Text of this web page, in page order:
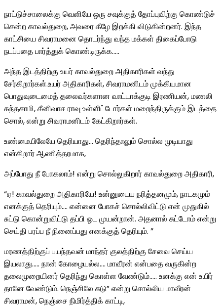
நாட்டுச்சாலைக்கு வெளியே ஒரு சவுக்குத் தோப்புவிற்கு கொண்டுச்
சென்ற காவல்துறை, அவரை கீழே இறக்கி விடுகின்றனர். இந்த
காட்சியை சிவராமனை தொடர்ந்து வந்த மக்கள் திகைப்போடு
நடப்பதை பார்த்துக் கொண்டிருக்க…..
அந்த இடத்திற்கு உயர் காவல்துறை அதிகாரிகள் வந்து
சேர்கிறார்கள்.உயர் அதிகாரிகள், சிவராமனிடம் முக்கியமான
பொதுவுடைமைத் தலைவர்களான வாட்டாக்குடி இரணியன், மணலி
கந்தசாமி, சீனிவாச ராவு உள்ளிட்டோர்கள் மறைந்திருக்கும் இடத்தை
சொல், என்று சிவராமனிடம் கேட்கிறார்கள்.
உண்மையிலேயே தெரியாது… தெரிந்தாலும் சொல்ல முடியாது
என்கிறார் ஆணித்தரமாக,
அப்போது நீ போகலாம்! என்று சொல்லுகிறார் காவல்துறை அதிகாரி,
“ஏ! காவல்துறை அதிகாரியே! உன்னுடைய நரித்தனமும், நாடகமும்
எனக்குத் தெரியும்…. என்னை போகச் சொல்லிவிட்டு என் முதுகில்
சுட்டு கொன்றுவிட்டு தப்பி ஓட முயன்றான். அதனால் சுட்டோம் என்று
செய்தி பரப்ப நீ நினைப்பது எனக்குத் தெரியும். ”
மரணத்திற்குப் பயந்தவன் மாந்தர் குலத்திற்கு சேவை செய்ய
இயலாது….. நான் கோழையல்ல…. மாவீரன் என்பதை வருகின்ற
தலைமுறையினர் தெரிந்து கொள்ள வேண்டும்….. உனக்கு என் உயிர்
தானே வேண்டும். நெஞ்சிலே சுடு” என்று சொல்லிய மாவீரன்
சிவராமன், நெஞ்சை நிமிர்த்திக் காட்டி,